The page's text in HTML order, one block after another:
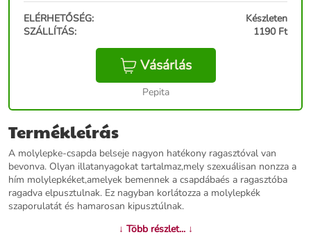
ELÉRHETŐSÉG:
Készleten
SZÁLLÍTÁS:
1190 Ft
Vásárlás
Pepita
Termékleírás
A molylepke-csapda belseje nagyon hatékony ragasztóval van
bevonva. Olyan illatanyagokat tartalmaz,mely szexuálisan nonzza a
hím molylepkéket,amelyek bemennek a csapdábaés a ragasztóba
ragadva elpusztulnak. Ez nagyban korlátozza a molylepkék
szaporulatát és hamarosan kipusztúlnak.
↓ Több részlet... ↓